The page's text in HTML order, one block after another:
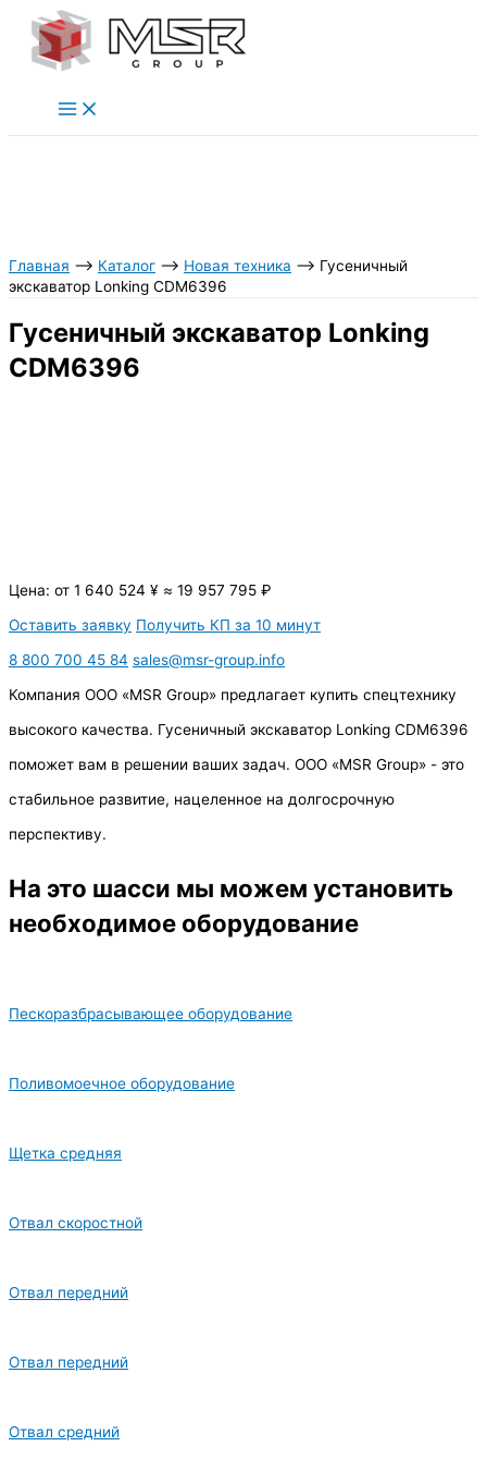
Перейти
Главная ⟶ Каталог ⟶ Новая техника ⟶ Гусеничный
экскаватор Lonking CDM6396
Гусеничный экскаватор Lonking
CDM6396
Цена: от 1 640 524 ¥ ≈ 19 957 795 ₽
Оставить заявку Получить КП за 10 минут
8 800 700 45 84 sales@msr-group.info
Компания ООО «MSR Group» предлагает купить спецтехнику
высокого качества. Гусеничный экскаватор Lonking CDM6396
поможет вам в решении ваших задач. ООО «MSR Group» - это
стабильное развитие, нацеленное на долгосрочную
перспективу.
На это шасси мы можем установить
необходимое оборудование
Пескоразбрасывающее оборудование
Поливомоечное оборудование
Щетка средняя
Отвал скоростной
Отвал передний
Отвал передний
Отвал средний